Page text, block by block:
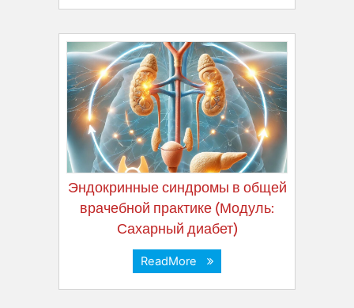
Эндокринные синдромы в общей
врачебной практике (Модуль:
Сахарный диабет)
ReadMore